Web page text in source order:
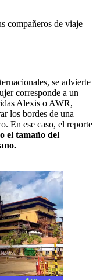
compañeros de viaje
se advierte
corresponde a un
Alexis o AWR,
los bordes de una
En ese caso, el reporte
el tamaño del